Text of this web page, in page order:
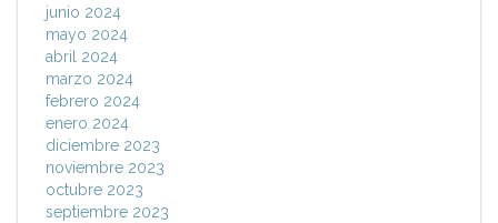
junio 2024
mayo 2024
abril 2024
marzo 2024
febrero 2024
enero 2024
diciembre 2023
noviembre 2023
octubre 2023
septiembre 2023